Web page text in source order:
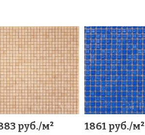
руб./м² 1861 руб./м²